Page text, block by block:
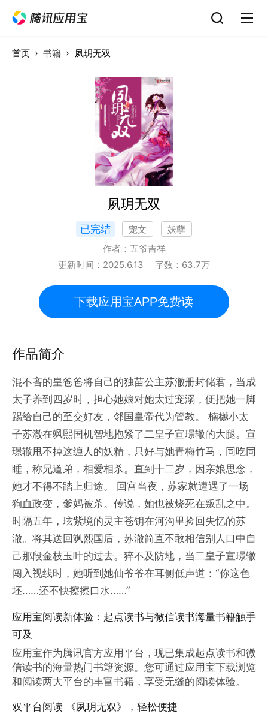
首页 书籍 夙玥无双
夙玥无双
已完结 宠文
妖孽
作者： 五爷吉祥
更新时间： 2025.6.13 字数： 63.7万
下载应用宝APP免费读
作品简介
混不吝的皇爸爸将自己的独苗公主苏澈册封储君，当成
太子养到四岁时，担心她娘对她太过宠溺，便把她一脚
踢给自己的至交好友，邻国皇帝代为管教。 楠樾小太
子苏澈在飒熙国机智地抱紧了二皇子宣璟辙的大腿。宣
璟辙甩不掉这缠人的妖精，只好与她青梅竹马，同吃同
睡，称兄道弟，相爱相杀。直到十二岁，因亲娘思念，
她才不得不踏上归途。 回宫当夜，苏家就遭遇了一场
狗血政变，爹妈被杀。传说，她也被烧死在叛乱之中。
时隔五年，玹紫境的灵主苍钥在河沟里捡回失忆的苏
澈。将其送回飒熙国后，苏澈简直不敢相信别人口中自
己那段金枝玉叶的过去。猝不及防地，当二皇子宣璟辙
闯入视线时，她听到她仙爷爷在耳侧低声道：“你这色
坯……还不快擦擦口水……”
应用宝阅读新体验：起点读书与微信读书海量书籍触手
可及
应用宝作为腾讯官方应用平台，现已集成起点读书和微
信读书的海量热门书籍资源。您可通过应用宝下载浏览
和阅读两大平台的丰富书籍，享受无缝的阅读体验。
双平台阅读 《夙玥无双》，轻松便捷